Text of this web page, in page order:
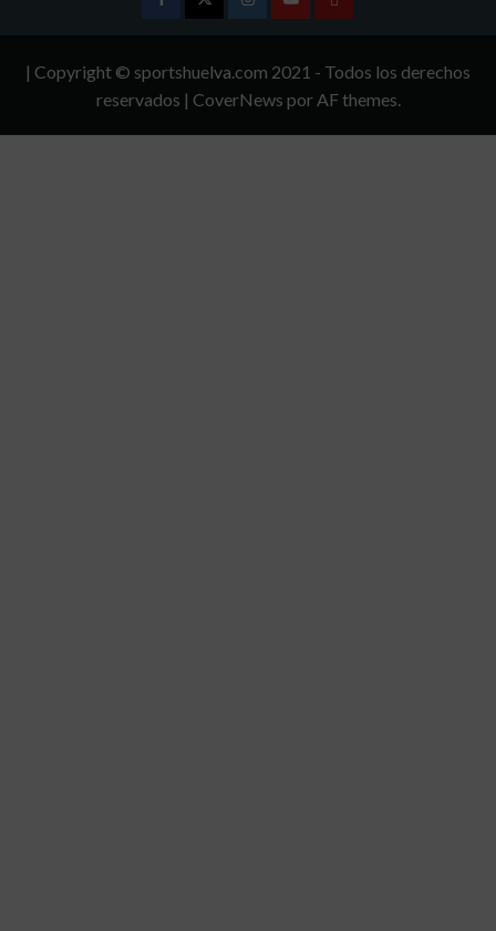
InstagramYoutubeTÉRMINOS
CONDICIONES
| Copyright © sportshuelva.com 2021 - Todos los derechos
reservados | CoverNews por AF themes.